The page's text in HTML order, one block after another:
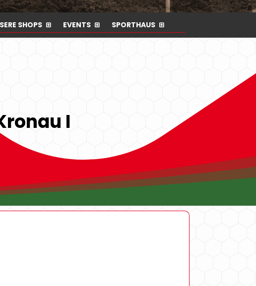
SHOPS EVENTS SPORTHAUS
I